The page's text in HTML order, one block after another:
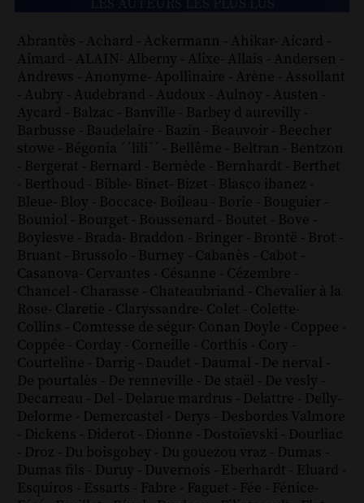
Abrantès - Achard - Ackermann - Ahikar- Aicard -
Aimard - ALAIN- Alberny - Alixe- Allais - Andersen -
Andrews - Anonyme- Apollinaire - Arène - Assollant
- Aubry - Audebrand - Audoux - Aulnoy - Austen -
Aycard - Balzac - Banville - Barbey d aurevilly -
Barbusse - Baudelaire - Bazin - Beauvoir - Beecher
stowe - Bégonia ´´lili´´ - Bellême - Beltran - Bentzon
- Bergerat - Bernard - Bernède - Bernhardt - Berthet
- Berthoud - Bible- Binet- Bizet - Blasco ibanez -
Bleue- Bloy - Boccace- Boileau - Borie - Bouguier -
Bouniol - Bourget - Boussenard - Boutet - Bove -
Boylesve - Brada- Braddon - Bringer - Brontë - Brot -
Bruant - Brussolo - Burney - Cabanès - Cabot -
Casanova- Cervantes - Césanne - Cézembre -
Chancel - Charasse - Chateaubriand - Chevalier à la
Rose- Claretie - Claryssandre- Colet - Colette-
Collins - Comtesse de ségur- Conan Doyle - Coppee -
Coppée - Corday - Corneille - Corthis - Cory -
Courteline - Darrig - Daudet - Daumal - De nerval -
De pourtalès - De renneville - De staël - De vesly -
Decarreau - Del - Delarue mardrus - Delattre - Delly-
Delorme - Demercastel - Derys - Desbordes Valmore
- Dickens - Diderot - Dionne - Dostoïevski - Dourliac
- Droz - Du boisgobey - Du gouezou vraz - Dumas -
Dumas fils - Duruy - Duvernois - Eberhardt - Eluard -
Esquiros - Essarts - Fabre - Faguet - Fée - Fénice-